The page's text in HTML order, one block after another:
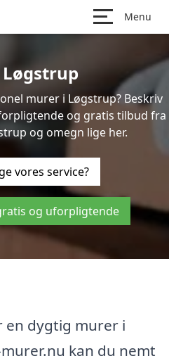
Menu
murer i Løgstrup? Beskriv
og gratis tilbud fra
og omegn lige her.
vores service?
og uforpligtende
en dygtig murer i
kan du nemt